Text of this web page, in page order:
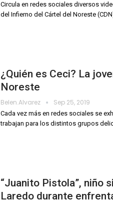
Circula en redes sociales diversos
del Infierno del Cártel del Noreste
¿Quién es Ceci? La
Noreste
Belen.alvarez Sep 25, 2019
Cada vez más en redes sociales se
trabajan para los distintos grupos
“Juanito Pistola”, niño
Laredo durante